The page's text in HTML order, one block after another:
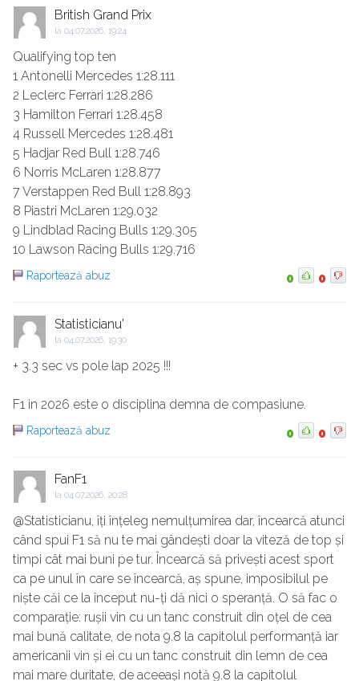
British Grand Prix
la 04.07.2026, 19:24
Qualifying top ten
1 Antonelli Mercedes 1:28.111
2 Leclerc Ferrari 1:28.286
3 Hamilton Ferrari 1:28.458
4 Russell Mercedes 1:28.481
5 Hadjar Red Bull 1:28.746
6 Norris McLaren 1:28.877
7 Verstappen Red Bull 1:28.893
8 Piastri McLaren 1:29.032
9 Lindblad Racing Bulls 1:29.305
10 Lawson Racing Bulls 1:29.716
Raportează abuz 0 0
Statisticianu'
la 04.07.2026, 19:30
+ 3.3 sec vs pole lap 2025 !!!
F1 in 2026 este o disciplina demna de compasiune.
Raportează abuz 0 0
FanF1
la 04.07.2026, 20:28
@Statisticianu, îți înțeleg nemulțumirea dar, încearcă atunci
când spui F1 să nu te mai gândești doar la viteză de top și
timpi cât mai buni pe tur. Încearcă să privești acest sport
ca pe unul în care se încearcă, aș spune, imposibilul pe
niște căi ce la început nu-ți dă nici o speranță. O să fac o
comparație: rușii vin cu un tanc construit din oțel de cea
mai bună calitate, de nota 9.8 la capitolul performanță iar
americanii vin și ei cu un tanc construit din lemn de cea
mai mare duritate, de aceeași notă 9.8 la capitolul